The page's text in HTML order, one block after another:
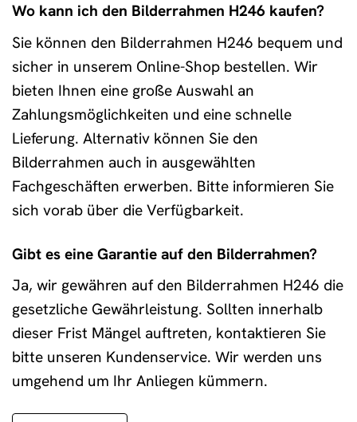
Wo kann ich den Bilderrahmen H246 kaufen?
Sie können den Bilderrahmen H246 bequem und
sicher in unserem Online-Shop bestellen. Wir
bieten Ihnen eine große Auswahl an
Zahlungsmöglichkeiten und eine schnelle
Lieferung. Alternativ können Sie den
Bilderrahmen auch in ausgewählten
Fachgeschäften erwerben. Bitte informieren Sie
sich vorab über die Verfügbarkeit.
Gibt es eine Garantie auf den Bilderrahmen?
Ja, wir gewähren auf den Bilderrahmen H246 die
gesetzliche Gewährleistung. Sollten innerhalb
dieser Frist Mängel auftreten, kontaktieren Sie
bitte unseren Kundenservice. Wir werden uns
umgehend um Ihr Anliegen kümmern.